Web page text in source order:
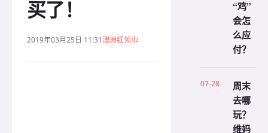
买了！
2019年03月25日 11:31澳洲红领巾
“鸡”
会怎
么应
付？
07-28
周末
去哪
玩？
维妈